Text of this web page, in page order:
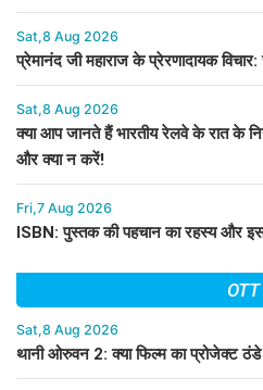
Sat,8 Aug 2026
प्रेमानंद जी महाराज के प्रेरणादायक
Sat,8 Aug 2026
क्या आप जानते हैं भारतीय रेलवे के रात के
और क्या न करें!
Fri,7 Aug 2026
ISBN: पुस्तक की पहचान का रहस्य और
OTT
Sat,8 Aug 2026
थानी ओरुवन 2: क्या फिल्म का प्रोजेक्ट ठंडे